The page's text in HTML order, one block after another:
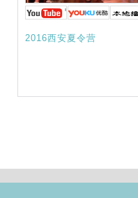
2016西安夏令营